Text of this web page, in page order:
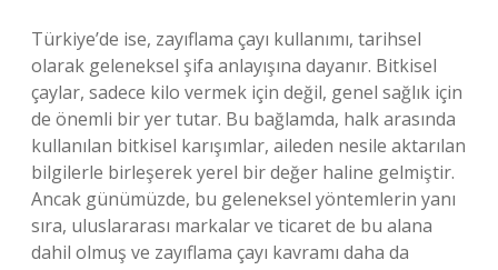
Türkiye’de ise, zayıflama çayı kullanımı, tarihsel
olarak geleneksel şifa anlayışına dayanır. Bitkisel
çaylar, sadece kilo vermek için değil, genel sağlık için
de önemli bir yer tutar. Bu bağlamda, halk arasında
kullanılan bitkisel karışımlar, aileden nesile aktarılan
bilgilerle birleşerek yerel bir değer haline gelmiştir.
Ancak günümüzde, bu geleneksel yöntemlerin yanı
sıra, uluslararası markalar ve ticaret de bu alana
dahil olmuş ve zayıflama çayı kavramı daha da